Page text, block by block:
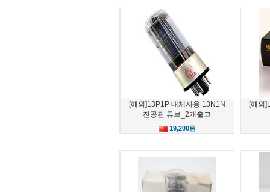
[해외]13P1P 대체사용 13N1N
진공관 튜브_2개출고
19,200원
[해외